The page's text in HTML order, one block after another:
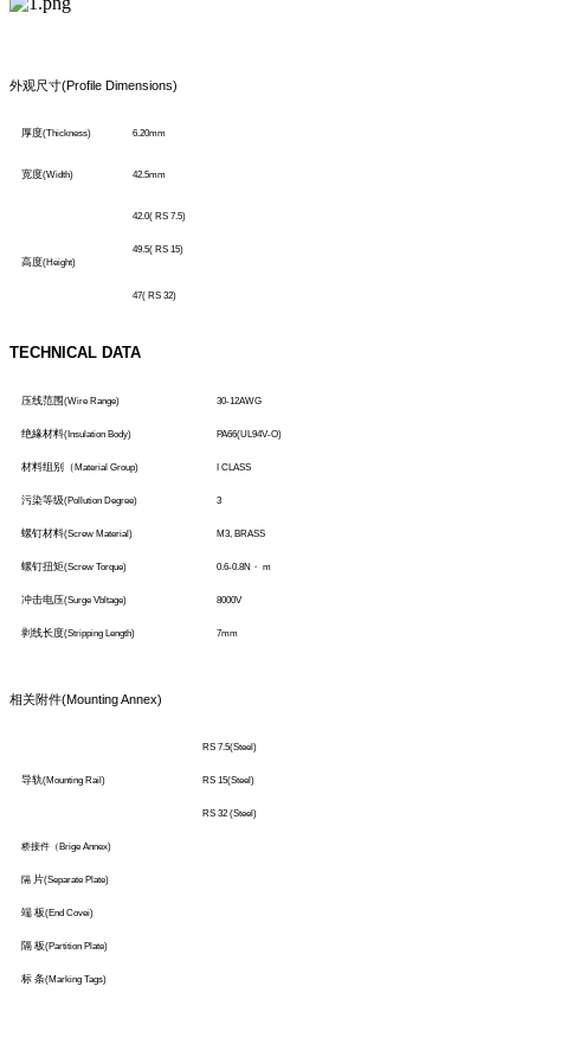
外观尺寸(Profile Dimensions)
厚度(Thickness) 6.20mm
宽度(Width) 42.5mm
高度(Height)
42.0( RS 7.5)
49.5( RS 15)
47( RS 32)
TECHNICAL DATA
压线范围(Wire Range) 30-12AWG
绝緣材料(Insulation Body) PA66(UL94V-O)
材料组别（ Material Group) I CLASS
污染等级(Pollution Degree) 3
螺钉材料(Screw Material) M3, BRASS
螺钉扭矩(Screw Torque) 0.6-0.8N ・ m
冲击电压(Surge Vbltage) 8000V
剥线长度(Stripping Length) 7mm
相关附件(Mounting Annex)
导轨(Mounting Rail)
RS 7.5(Steel)
RS 15(Steel)
RS 32 (Steel)
桥接件（ Brige Annex)
隔 片(Separate Plate)
端 板(End Covei)
隔 板(Partition Plate)
标 条(Marking Tags)